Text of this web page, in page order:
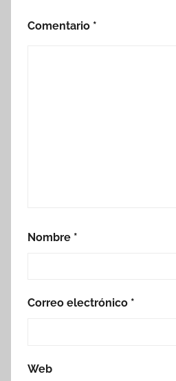
Comentario *
Nombre *
Correo electrónico *
Web